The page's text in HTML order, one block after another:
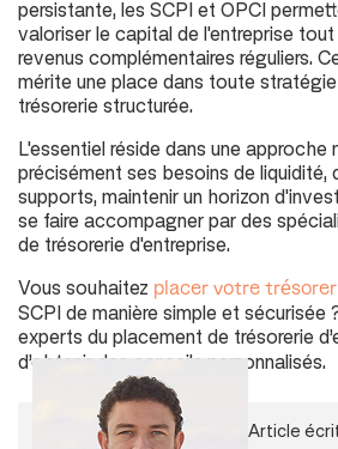
persistante, les SCPI et OPCI
valoriser le capital de l'entreprise
revenus complémentaires réguliers.
mérite une place dans toute
trésorerie structurée.
L'essentiel réside dans une approche
précisément ses besoins de liquidité,
supports, maintenir un horizon
se faire accompagner par des
de trésorerie d'entreprise.
Vous souhaitez placer votre
SCPI de manière simple et sécurisée
experts du placement de trésorerie
d’obtenir des conseils personnalisés.
Article